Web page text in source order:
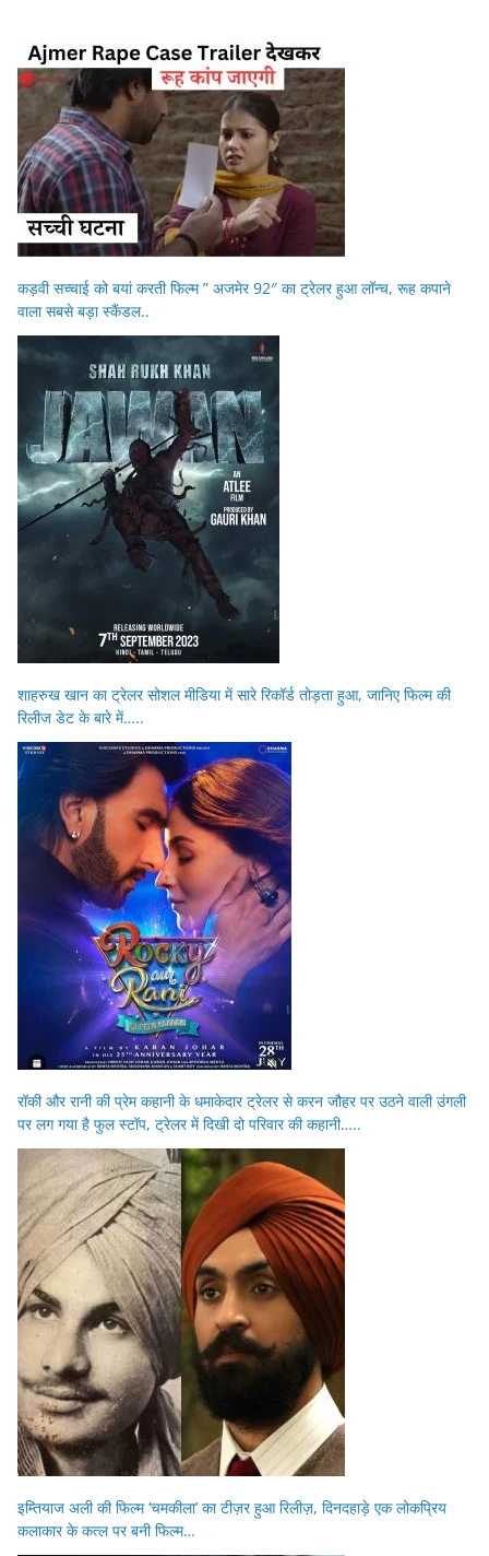
कड़वी सच्चाई को बयां करती फिल्म ” अजमेर 92″ का ट्रेलर हुआ लॉन्च, रूह कपाने
वाला सबसे बड़ा स्कैंडल..
शाहरुख खान का ट्रेलर सोशल मीडिया में सारे रिकॉर्ड तोड़ता हुआ, जानिए फिल्म की
रिलीज डेट के बारे में…..
रॉकी और रानी की प्रेम कहानी के धमाकेदार ट्रेलर से करन जौहर पर उठने वाली उंगली
पर लग गया है फुल स्टॉप, ट्रेलर में दिखी दो परिवार की कहानी…..
इम्तियाज अली की फिल्म ‘चमकीला’ का टीज़र हुआ रिलीज़, दिनदहाड़े एक लोकप्रिय
कलाकार के कत्ल पर बनी फिल्म…